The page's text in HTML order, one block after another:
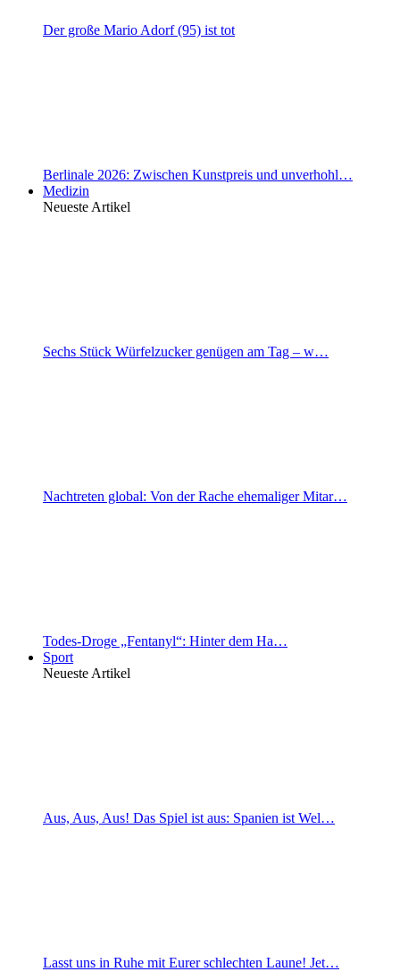
Der große Mario Adorf (95) ist tot
Berlinale 2026: Zwischen Kunstpreis und unverhohl…
Medizin
Neueste Artikel
Sechs Stück Würfelzucker genügen am Tag – w…
Nachtreten global: Von der Rache ehemaliger Mitar…
Todes-Droge „Fentanyl“: Hinter dem Ha…
Sport
Neueste Artikel
Aus, Aus, Aus! Das Spiel ist aus: Spanien ist Wel…
Lasst uns in Ruhe mit Eurer schlechten Laune! Jet…